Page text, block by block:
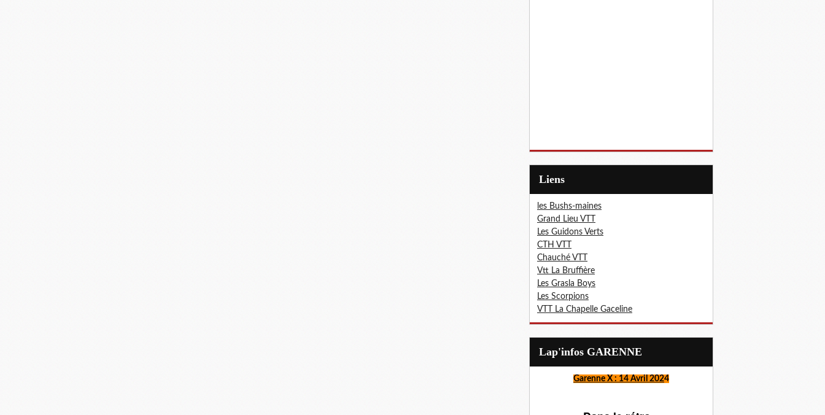
Liens
les Bushs-maines
Grand Lieu VTT
Les Guidons Verts
CTH VTT
Chauché VTT
Vtt La Bruffière
Les Grasla Boys
Les Scorpions
VTT La Chapelle Gaceline
Lap'infos GARENNE
Garenne X : 14 Avril 2024